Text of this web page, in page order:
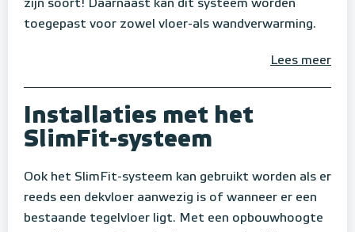
zijn soort! Daarnaast kan dit systeem worden
toegepast voor zowel vloer-als wandverwarming.
Lees meer
Installaties met het
SlimFit-systeem
Ook het SlimFit-systeem kan gebruikt worden als er
reeds een dekvloer aanwezig is of wanneer er een
bestaande tegelvloer ligt. Met een opbouwhoogte